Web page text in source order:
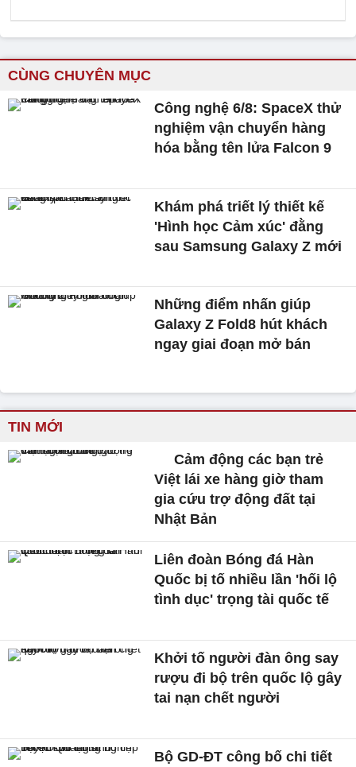
CÙNG CHUYÊN MỤC
Công nghệ 6/8: SpaceX thử
nghiệm vận chuyển hàng
hóa bằng tên lửa Falcon 9
Khám phá triết lý thiết kế
'Hình học Cảm xúc' đằng
sau Samsung Galaxy Z mới
Những điểm nhấn giúp
Galaxy Z Fold8 hút khách
ngay giai đoạn mở bán
TIN MỚI
Cảm động các bạn trẻ
Việt lái xe hàng giờ tham
gia cứu trợ động đất tại
Nhật Bản
Liên đoàn Bóng đá Hàn
Quốc bị tố nhiều lần 'hối lộ
tình dục' trọng tài quốc tế
Khởi tố người đàn ông say
rượu đi bộ trên quốc lộ gây
tai nạn chết người
Bộ GD-ĐT công bố chi tiết